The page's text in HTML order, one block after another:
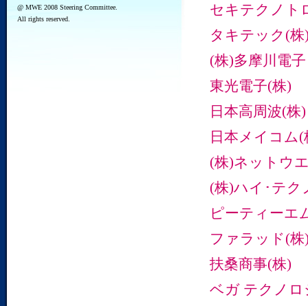
@ MWE 2008 Steering Committee.
All rights reserved.
セキテクノト
タキテック(株
(株)多摩川電子
東光電子(株)
日本高周波(株)
日本メイコム(
(株)ネットウ
(株)ハイ･テク
ピーティーエ
ファラッド(株
扶桑商事(株)
ベガ テクノロ